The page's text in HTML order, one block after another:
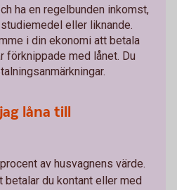
ha en regelbunden inkomst,
eller liknande.
i din ekonomi att betala
förknippade med lånet. Du
låna till
av husvagnens värde.
betalar du kontant eller med